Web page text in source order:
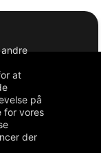
at
på
for vores
der